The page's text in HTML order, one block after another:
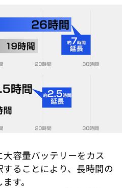
容量バッテリーをカス
ることにより、長時間の
す。